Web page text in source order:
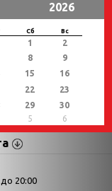
2026
Сб Вс
1
2
8
9
15
16
22
23
29
30
5 6
20:00